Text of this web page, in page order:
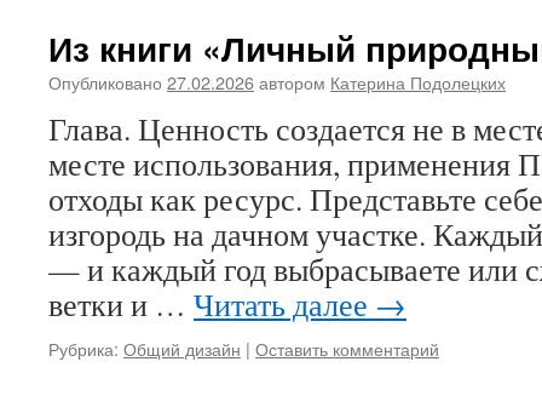
Из книги «Личный
Опубликовано 27.02.2026автором Катерина Подолецких
Глава. Ценность создается не в
месте использования, применения
отходы как ресурс. Представьте
изгородь на дачном участке.
— и каждый год выбрасываете или
ветки и … Читать далее →
Рубрика: Общий дизайн | Оставить комментарий